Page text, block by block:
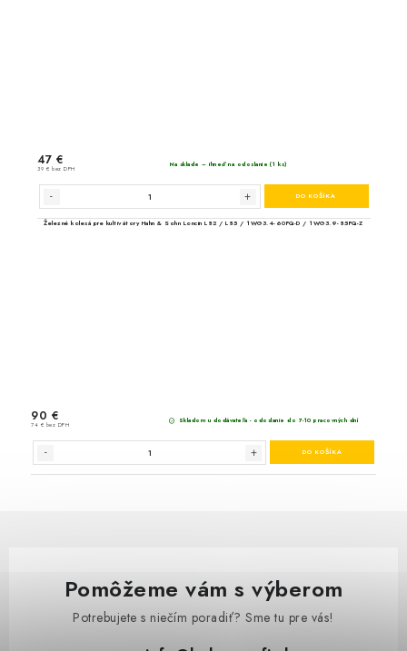
Spojka prídavných zariadení Hahn & Sohn Cedrus
Pomôžeme vám s výberom
Potrebujete s niečím poradiť? Sme tu pre vás!